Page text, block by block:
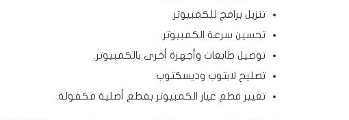
تنزيل برامج للكمبيوتر.
تحسين سرعة الكمبيوتر.
توصيل طابعات وأجهزة أخرى بالكمبيوتر.
تصليح لابتوب وديسكتوب.
تغيير قطع غيار الكمبيوتر بقطع أصلية مكفولة.